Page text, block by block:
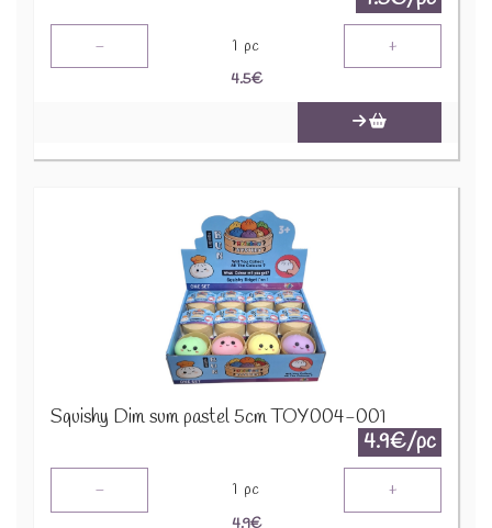
- 1 pc +
4.5€
Squishy Dim sum pastel 5cm TOY004-001
4.9€/pc
- 1 pc +